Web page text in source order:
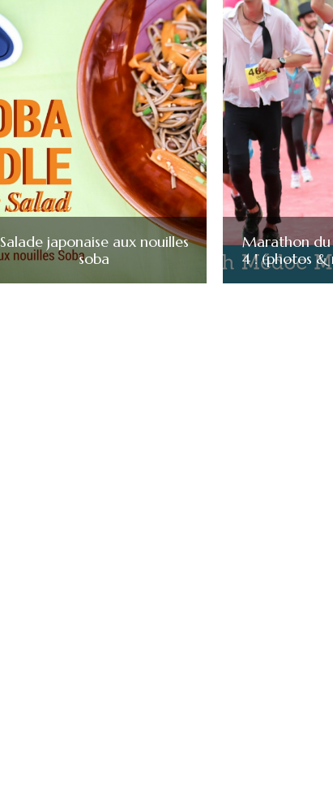
Salade japonaise aux nouilles
soba
Marathon
4 ! (photos &